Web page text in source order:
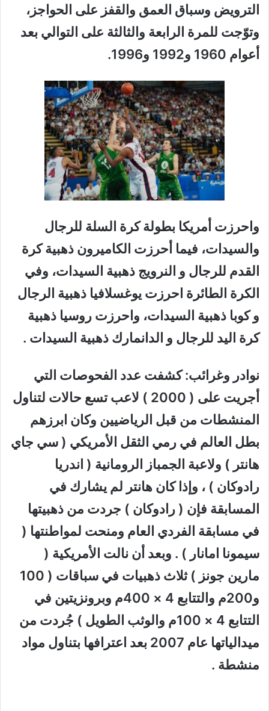
الترويض وسباق العمق والقفز على الحواجز،
وتوّجت للمرة الرابعة والثالثة على التوالي بعد
أعوام 1960 و1992 و1996.
واحرزت أمريكا بطولة كرة السلة للرجال
والسيدات، فيما أحرزت الكاميرون ذهبية كرة
القدم للرجال و النرويج ذهبية السيدات، وفي
الكرة الطائرة احرزت يوغسلافيا ذهبية الرجال
و كوبا ذهبية السيدات، واحرزت روسيا ذهبية
كرة اليد للرجال و الدانمارك ذهبية السيدات .
نوادر وغرائب: كشفت عدد الفحوصات التي
أجريت على ( 2000 ) لاعب تسع حالات لتناول
المنشطات من قبل الرياضيين وكان ابرزهم
بطل العالم في رمي الثقل الأمريكي ( سي جاي
هانتر ) ولاعبة الجمباز الرومانية ( اندريا
رادوكان ) ، وإذا كان هانتر لم يشارك في
المسابقة فإن ( رادوكان ) جردت من ذهبيتها
في مسابقة الفردي العام ومنحت لمواطنتها (
سيمونا امانار ) . وبعد أن نالت الأمريكية (
مارين جونز ) ثلاث ذهبيات في سباقات ( 100
و200م والتتابع 4 × 400م وبرونزيتين في
التتابع 4 × 100م والوثب الطويل ) جُردت من
ميدالياتها عام 2007 بعد اعترافها بتناول مواد
منشطة .